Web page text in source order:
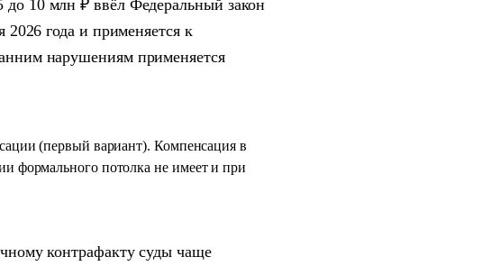
10 млн ₽ ввёл Федеральный закон
года и применяется к
нарушениям применяется
(первый вариант). Компенсация в
формального потолка не имеет и при
контрафакту суды чаще